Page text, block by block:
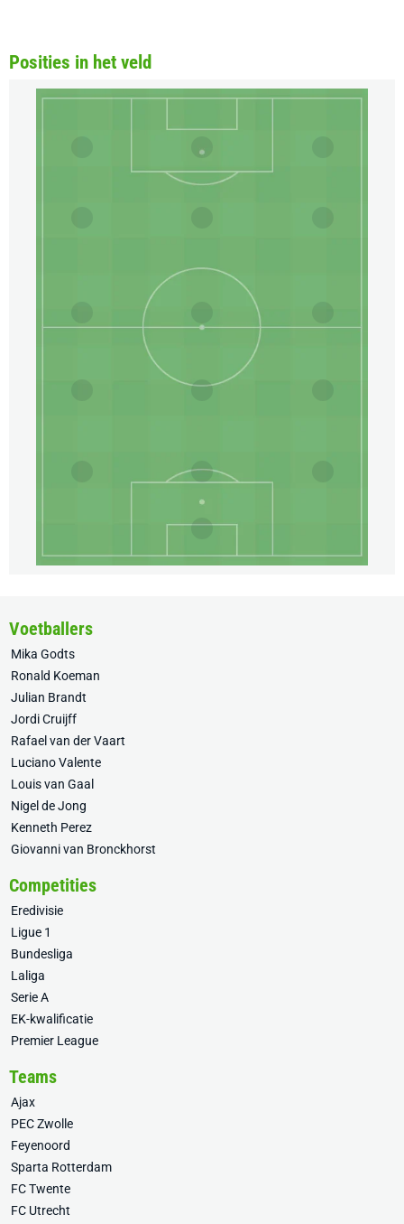
Posities in het veld
Voetballers
Mika Godts
Ronald Koeman
Julian Brandt
Jordi Cruijff
Rafael van der Vaart
Luciano Valente
Louis van Gaal
Nigel de Jong
Kenneth Perez
Giovanni van Bronckhorst
Competities
Eredivisie
Ligue 1
Bundesliga
Laliga
Serie A
EK-kwalificatie
Premier League
Teams
Ajax
PEC Zwolle
Feyenoord
Sparta Rotterdam
FC Twente
FC Utrecht